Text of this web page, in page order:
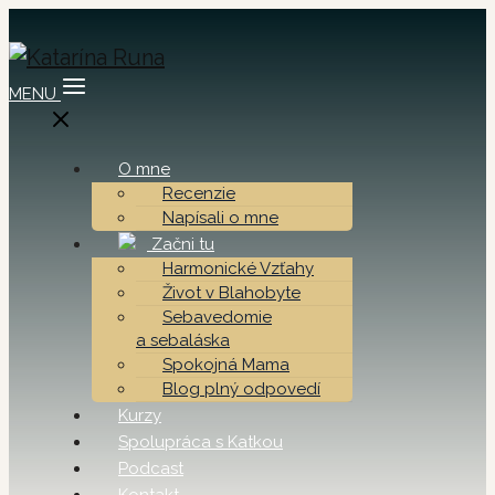
MENU
O mne
Recenzie
Napísali o mne
Začni tu
Harmonické Vzťahy
Život v Blahobyte
Sebavedomie
a sebaláska
Spokojná Mama
Blog plný odpovedí
Kurzy
Spolupráca s Katkou
Podcast